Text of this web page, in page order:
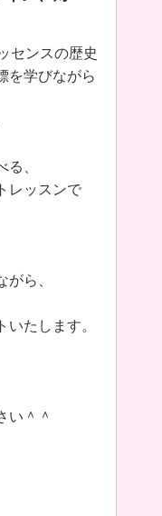
センスの歴史
を学びながら
る、
レッスンで
がら、
いたします。
い＾＾